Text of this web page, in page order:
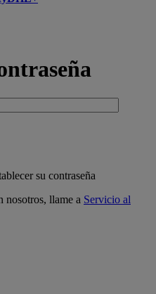
su contraseña
nosotros, llame a Servicio al